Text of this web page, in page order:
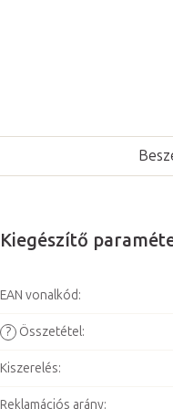
Kiegészítő
EAN vonalkód:
? Összetétel:
Kiszerelés:
Reklamációs arány: